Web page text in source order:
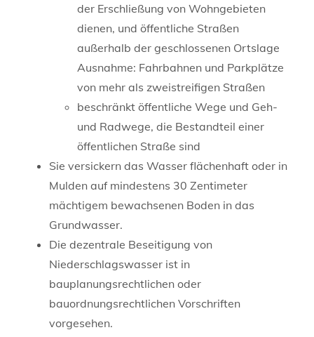
der Erschließung von Wohngebieten
dienen, und öffentliche Straßen
außerhalb der geschlossenen Ortslage
Ausnahme: Fahrbahnen und Parkplätze
von mehr als zweistreifigen Straßen
beschränkt öffentliche Wege und Geh-
und Radwege, die Bestandteil einer
öffentlichen Straße sind
Sie versickern das Wasser flächenhaft oder in
Mulden auf mindestens 30 Zentimeter
mächtigem bewachsenen Boden in das
Grundwasser.
Die dezentrale Beseitigung von
Niederschlagswasser ist in
bauplanungsrechtlichen oder
bauordnungsrechtlichen Vorschriften
vorgesehen.